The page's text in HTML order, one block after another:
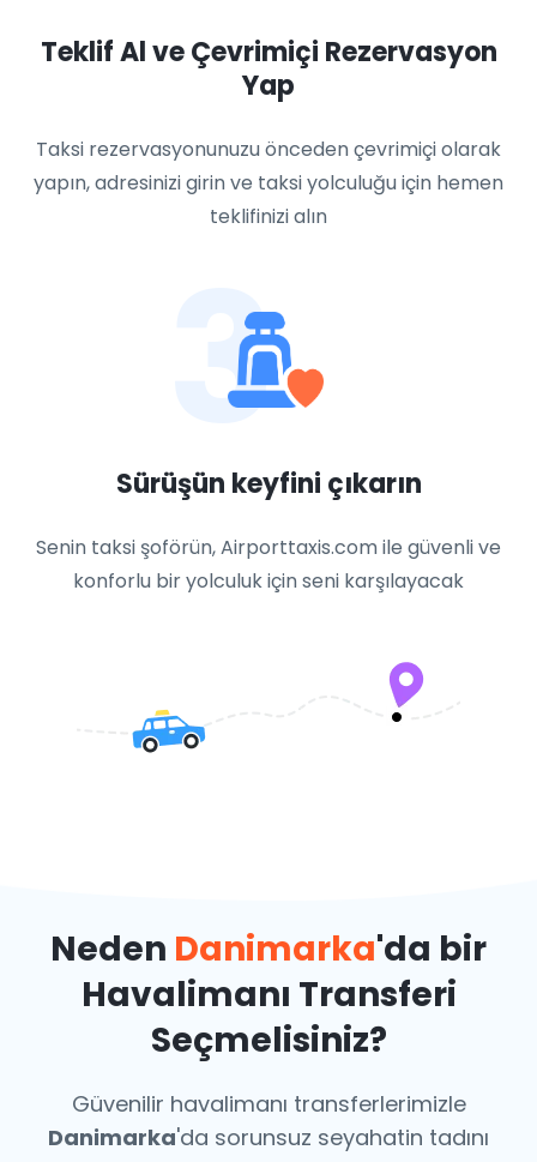
Teklif Al ve Çevrimiçi Rezervasyon
Yap
Taksi rezervasyonunuzu önceden çevrimiçi olarak
yapın, adresinizi girin ve taksi yolculuğu için hemen
teklifinizi alın
3
Sürüşün keyfini çıkarın
Senin taksi şoförün, Airporttaxis.com ile güvenli ve
konforlu bir yolculuk için seni karşılayacak
Neden Danimarka'da bir
Havalimanı Transferi
Seçmelisiniz?
Güvenilir havalimanı transferlerimizle
Danimarka'da sorunsuz seyahatin tadını